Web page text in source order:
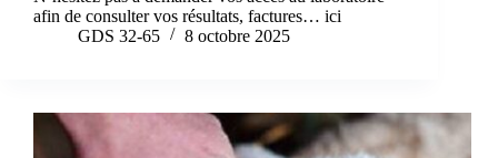
afin de consulter vos résultats, factures… ici
GDS 32-65
8 octobre 2025